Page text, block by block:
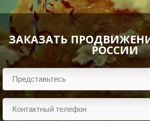
ЗАКАЗАТЬ
РОССИИ